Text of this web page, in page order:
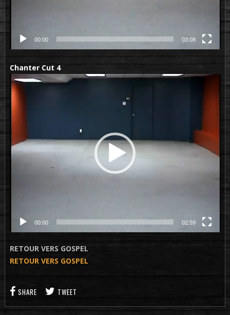
00:00 03:08
Chanter Cut 4
Lecteur
vidéo
00:00 02:59
RETOUR VERS GOSPEL
RETOUR VERS GOSPEL
SHARE TWEET